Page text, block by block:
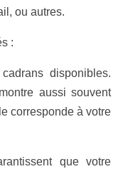
ou autres.
:
disponibles.
aussi souvent
corresponde à votre
que votre